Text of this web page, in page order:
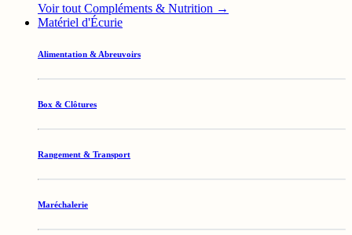
Voir tout Compléments & Nutrition →
Matériel d'Écurie
Alimentation & Abreuvoirs
Box & Clôtures
Rangement & Transport
Maréchalerie